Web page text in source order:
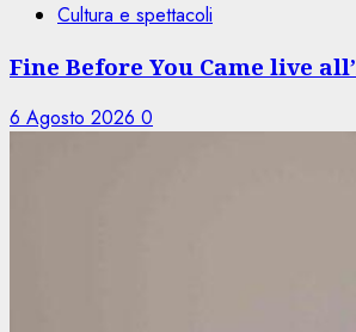
Cultura e spettacoli
Fine Before You Came live
6 Agosto 2026 0